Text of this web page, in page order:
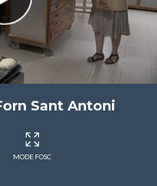
Sant Antoni
MODE FOSC